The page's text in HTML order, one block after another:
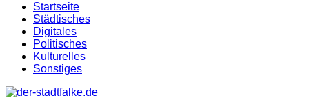
Startseite
Städtisches
Digitales
Politisches
Kulturelles
Sonstiges